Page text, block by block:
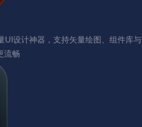
UI设计神器，支持矢量绘图、组件库与
流畅